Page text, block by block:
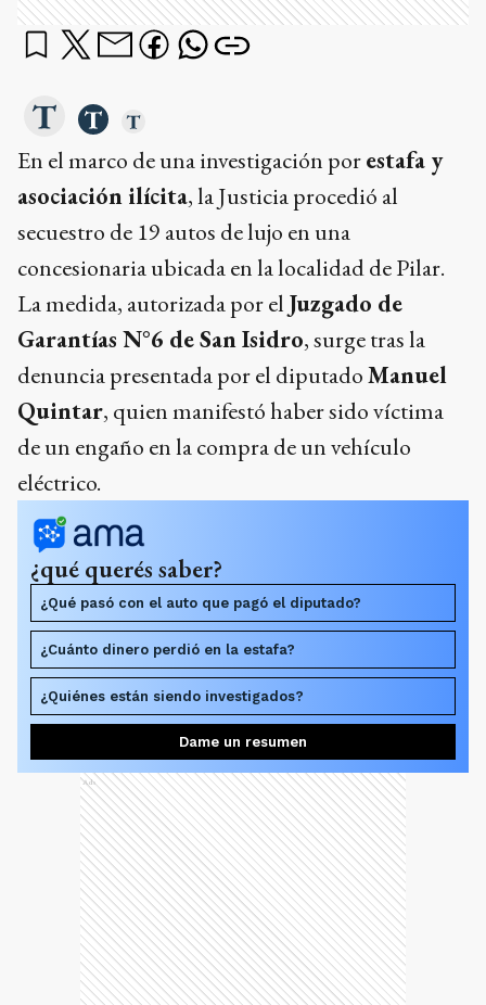
En el marco de una investigación porestafa y
asociación ilícita, la Justicia procedió al
secuestro de 19 autos de lujo en una
concesionaria ubicada en la localidad de Pilar.
La medida, autorizada por el Juzgado de
Garantías N°6 de San Isidro, surge tras la
denuncia presentada por el diputadoManuel
Quintar, quien manifestó haber sido víctima
de un engaño en la compra de un vehículo
eléctrico.
¿qué querés saber?
¿Qué pasó con el auto que pagó el diputado?
¿Cuánto dinero perdió en la estafa?
¿Quiénes están siendo investigados?
Dame un resumen
Ads